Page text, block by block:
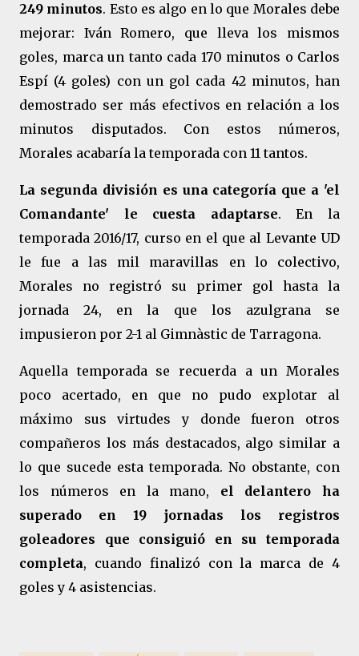
249 minutos. Esto es algo en lo que Morales debe
mejorar: Iván Romero, que lleva los mismos
goles, marca un tanto cada 170 minutos o Carlos
Espí (4 goles) con un gol cada 42 minutos, han
demostrado ser más efectivos en relación a los
minutos disputados. Con estos números,
Morales acabaría la temporada con 11 tantos.
La segunda división es una categoría que a 'el
Comandante' le cuesta adaptarse. En la
temporada 2016/17, curso en el que al Levante UD
le fue a las mil maravillas en lo colectivo,
Morales no registró su primer gol hasta la
jornada 24, en la que los azulgrana se
impusieron por 2-1 al Gimnàstic de Tarragona.
Aquella temporada se recuerda a un Morales
poco acertado, en que no pudo explotar al
máximo sus virtudes y donde fueron otros
compañeros los más destacados, algo similar a
lo que sucede esta temporada. No obstante, con
los números en la mano, el delantero ha
superado en 19 jornadas los registros
goleadores que consiguió en su temporada
completa, cuando finalizó con la marca de 4
goles y 4 asistencias.